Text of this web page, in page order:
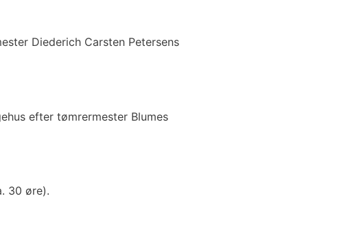
Diederich Carsten Petersens
efter tømrermester Blumes
30 øre).